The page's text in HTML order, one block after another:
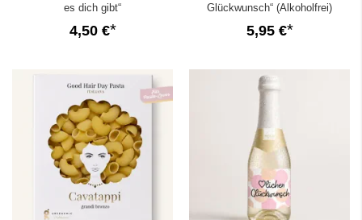
es dich gibt“
4,50 €
Glückwunsch“ (Alkoholfrei)
5,95 €